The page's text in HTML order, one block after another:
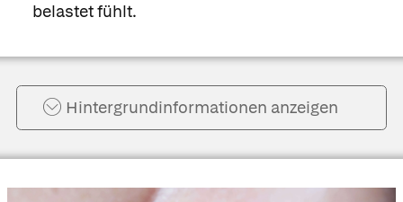
belastet fühlt.
Hintergrund­informationen anzeigen